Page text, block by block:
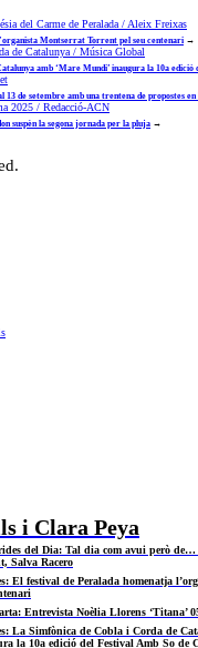
Montserrat Torrent pel seu centenari →
amb ‘Mare Mundi’ inaugura la 10a edició
13 de setembre amb una trentena de propostes
suspèn la segona jornada per la pluja →
i Clara Peya
del Dia: Tal dia com avui però
Salva Racero
El festival de Peralada homenatja
Entrevista Noèlia Llorens ‘Titana’
La Simfònica de Cobla i Corda de
la 10a edició del Festival Amb So de